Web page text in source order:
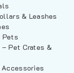
& Leashes
Pets
Pet Crates &